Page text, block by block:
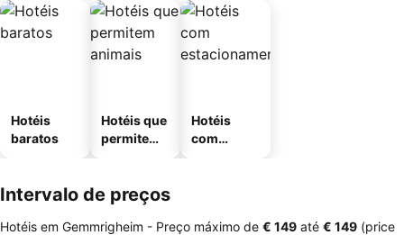
Hotéis
baratos
Hotéis que
permitem
Hotéis
com
Intervalo de preços
Hotéis em Gemmrigheim - Preço máximo de ‎€ 149 até ‎€ 149 (price